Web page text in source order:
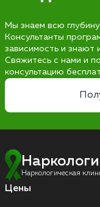
Мы знаем всю
Консультанты
зависимость и знают
Свяжитесь с нами и
консультацию
Наркологическая
Цены